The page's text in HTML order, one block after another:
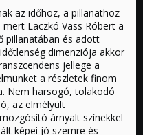
az időhöz, a pillanathoz
Laczkó Vass Róbert a
pillanatában és adott
dimenziója akkor
jellege a
a részletek finom
Nem harsogó, tolakodó
az elmélyült
árnyalt színekkel
képei jó szemre és